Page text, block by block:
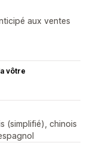
aux ventes
vôtre
(simplifié), chinois